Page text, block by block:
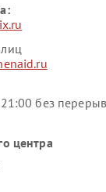
без
центра